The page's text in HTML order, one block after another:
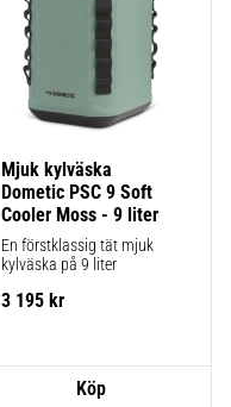
Mjuk kylväska
Dometic PSC 9 Soft
Cooler Moss - 9 liter
En förstklassig tät mjuk
kylväska på 9 liter
3 195 kr